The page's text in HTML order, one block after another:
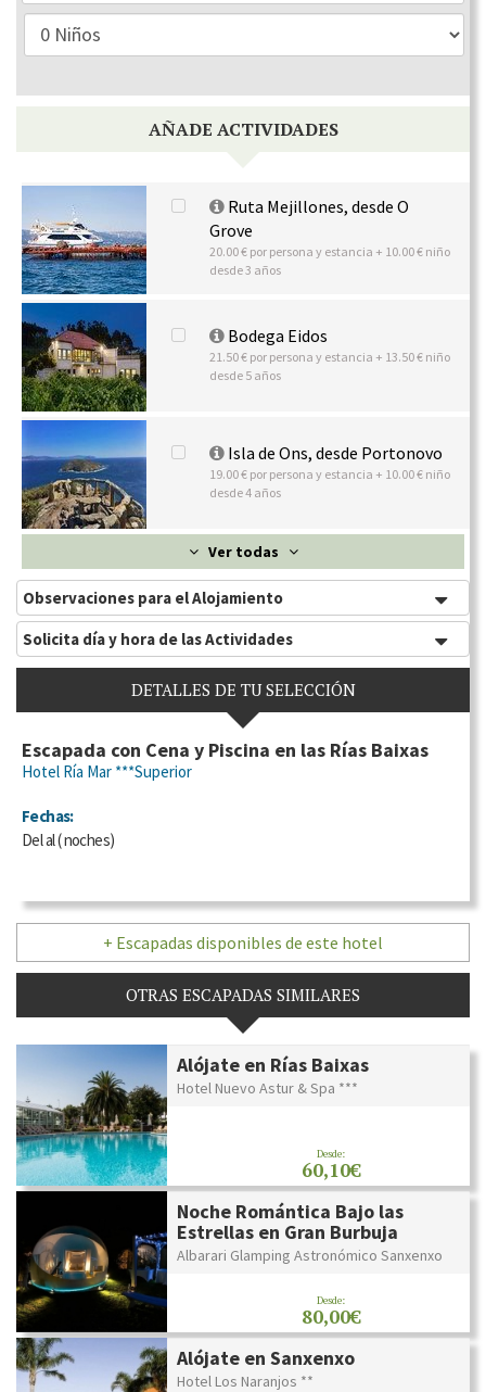
AÑADE ACTIVIDADES
Ruta Mejillones, desde O
Grove
20.00 € por persona y estancia + 10.00 € niño
desde 3 años
Bodega Eidos
21.50 € por persona y estancia + 13.50 € niño
desde 5 años
Isla de Ons, desde Portonovo
19.00 € por persona y estancia + 10.00 € niño
desde 4 años
Ver todas
Observaciones para el Alojamiento
Solicita día y hora de las Actividades
DETALLES DE TU SELECCIÓN
Escapada con Cena y Piscina en las Rías Baixas
Hotel Ría Mar ***Superior
Fechas:
Delal(noches)
+ Escapadas disponibles de este hotel
OTRAS ESCAPADAS SIMILARES
Alójate en Rías Baixas
Hotel Nuevo Astur & Spa ***
Desde:
60,10€
Noche Romántica Bajo las
Estrellas en Gran Burbuja
Albarari Glamping Astronómico Sanxenxo
Desde:
80,00€
Alójate en Sanxenxo
Hotel Los Naranjos **